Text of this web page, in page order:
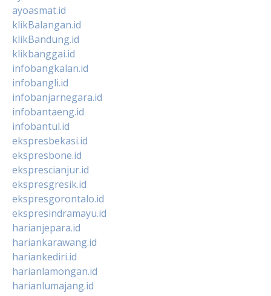
ayoasmat.id
klikBalangan.id
klikBandung.id
klikbanggai.id
infobangkalan.id
infobangli.id
infobanjarnegara.id
infobantaeng.id
infobantul.id
ekspresbekasi.id
ekspresbone.id
eksprescianjur.id
ekspresgresik.id
ekspresgorontalo.id
ekspresindramayu.id
harianjepara.id
hariankarawang.id
hariankediri.id
harianlamongan.id
harianlumajang.id